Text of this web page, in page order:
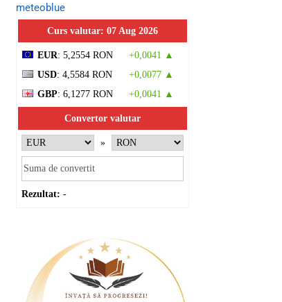
meteoblue
Curs valutar: 07 Aug 2026
EUR: 5,2554 RON
+0,0041 ▲
USD: 4,5584 RON
+0,0077 ▲
GBP: 6,1277 RON +0,0041 ▲
Convertor valutar
»
Rezultat: -